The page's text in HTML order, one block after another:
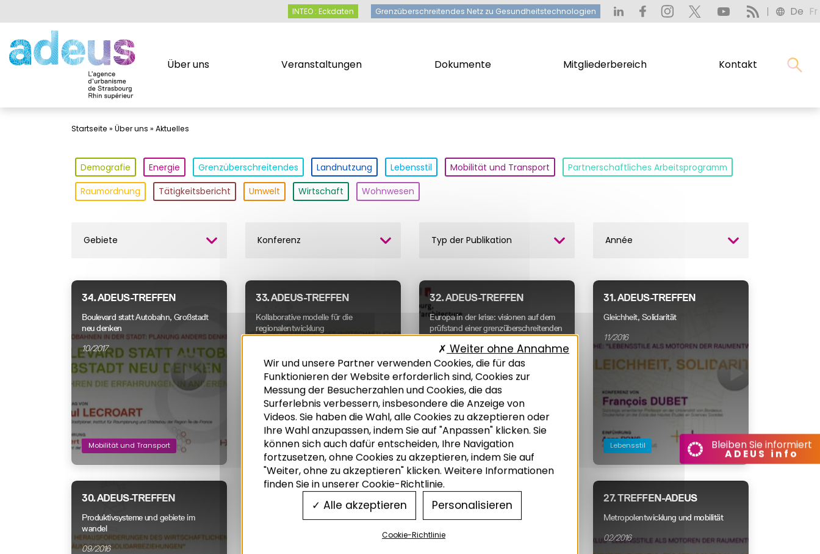
Über uns Veranstaltungen Dokumente Mitgliederbereich Kontakt
INTEO : Eckdaten Grenzüberschreitendes Netz zu Gesundheitstechnologien De Fr
INTEO : Eckdaten Grenzüberschreitendes Netz zu Gesundheitstechnologien De Fr
Recherche
Startseite » Über uns » Aktuelles
Demografie Energie Grenzüberschreitendes Landnutzung Lebensstil Mobilität und Transport
Partnerschaftliches Arbeitsprogramm
Raumordnung
Tätigkeitsbericht Umwelt Wirtschaft Wohnwesen
Gebiete Konferenz Typ der Publikation Année
34. ADEUS-TREFFEN
Boulevard statt Autobahn, Großstadt
neu denken
10/2017
Mobilität und Transport
33. ADEUS-TREFFEN
Kollaborative modelle für die
regionalentwicklung
Wirtschaft
32. ADEUS-TREFFEN
Europa in der krise: visionen auf dem
prüfstand einer grenzüberschreitenden
region
03/2017
Grenzüberschreitendes
31. ADEUS-TREFFEN
Gleichheit, Solidarität
11/2016
Lebensstil
30. ADEUS-TREFFEN
Produktivsysteme und gebiete im
wandel
09/2016
29. ADEUS-TREFFEN
Metropolentwicklung: stadt und land
28. ADEUS-TREFFENS
Metropolregion als trumpf
03/2016
27. TREFFEN-ADEUS
Metropolentwicklung und mobilität
02/2016
Bleiben Sie informiert
ADEUS info
Wir und unsere Partner verwenden Cookies, die für das
Funktionieren der Website erforderlich sind, Cookies zur
Messung der Besucherzahlen und Cookies, die das
Surferlebnis verbessern, insbesondere die Anzeige von
Videos. Sie haben die Wahl, alle Cookies zu akzeptieren oder
Ihre Wahl anzupassen, indem Sie auf "Anpassen" klicken. Sie
können sich auch dafür entscheiden, Ihre Navigation
fortzusetzen, ohne Cookies zu akzeptieren, indem Sie auf
"Weiter, ohne zu akzeptieren" klicken. Weitere Informationen
finden Sie in unserer Cookie-Richtlinie.
Alle akzeptieren
Weiter ohne Annahme
Personalisieren
Cookie-Richtlinie